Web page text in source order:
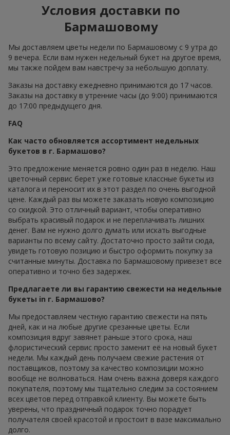
Условия доставки по
Бармашовому
Мы доставляем цветы недели по Бармашовому с 9 утра до
9 вечера. Если вам нужен недельный букет на другое время,
мы также пойдем вам навстречу за небольшую доплату.
Заказы на доставку ежедневно принимаются до 17 часов.
Заказы на доставку в утренние часы (до 9:00) принимаются
до 17:00 предыдущего дня.
FAQ
Как часто обновляется ассортимент недельных
букетов в г. Бармашово?
Это предложение меняется ровно один раз в неделю. Наш
цветочный сервис берет уже готовые классные букеты из
каталога и переносит их в этот раздел по очень выгодной
цене. Каждый раз вы можете заказать новую композицию
со скидкой. Это отличный вариант, чтобы оперативно
выбрать красивый подарок и не переплачивать лишних
денег. Вам не нужно долго думать или искать выгодные
варианты по всему сайту. Достаточно просто зайти сюда,
увидеть готовую позицию и быстро оформить покупку за
считанные минуты. Доставка по Бармашовому привезет все
оперативно и точно без задержек.
Предлагаете ли вы гарантию свежести на недельные
букеты in г. Бармашово?
Мы предоставляем честную гарантию свежести на пять
дней, как и на любые другие срезанные цветы. Если
композиция вдруг завянет раньше этого срока, наш
флористический сервис просто заменит её на новый букет
недели. Мы каждый день получаем свежие растения от
поставщиков, поэтому за качество композиции можно
вообще не волноваться. Нам очень важна доверя каждого
покупателя, поэтому мы тщательно следим за состоянием
всех цветов перед отправкой клиенту. Вы можете быть
уверены, что праздничный подарок точно порадует
получателя своей красотой и простоит в вазе максимально
долго.